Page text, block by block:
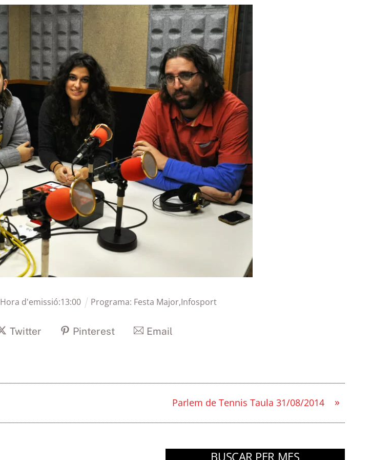
Hora d'emissió:13:00 Programa: Festa Major,Infosport
Twitter Pinterest Email
»
Parlem de Tennis Taula 31/08/2014